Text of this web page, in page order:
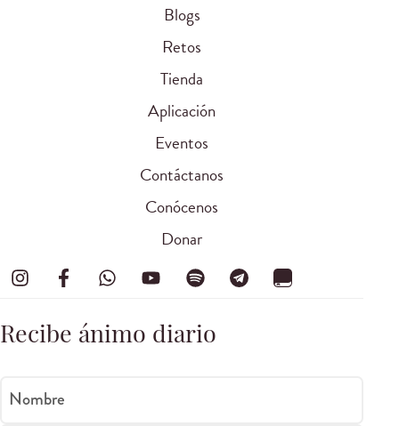
Blogs
Retos
Tienda
Aplicación
Eventos
Contáctanos
Conócenos
Donar
Recibe ánimo diario
Nombre